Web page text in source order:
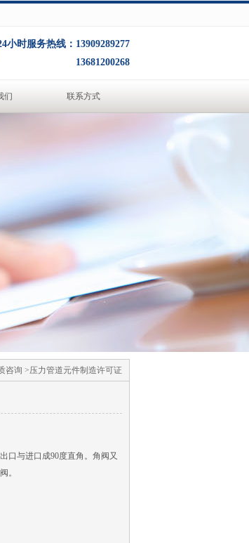
小时服务热线：13909289277
13681200268
们 联系方式
咨询 >压力管道元件制造许可证
口与进口成90度直角。角阀又
。